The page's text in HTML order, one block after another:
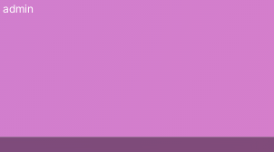
admin